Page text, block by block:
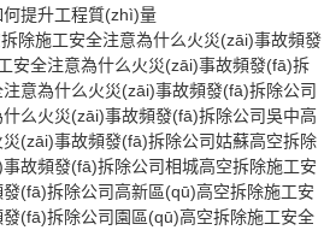
提升工程質(zhì)量
除施工安全注意為什么火災(zāi)事故頻發
安全注意為什么火災(zāi)事故頻發(fā)拆
意為什么火災(zāi)事故頻發(fā)拆除公司
么火災(zāi)事故頻發(fā)拆除公司吳中高
(zāi)事故頻發(fā)拆除公司姑蘇高空拆除
故頻發(fā)拆除公司相城高空拆除施工安
(fā)拆除公司高新區(qū)高空拆除施工安
(fā)拆除公司 園區(qū)高空拆除施工安全